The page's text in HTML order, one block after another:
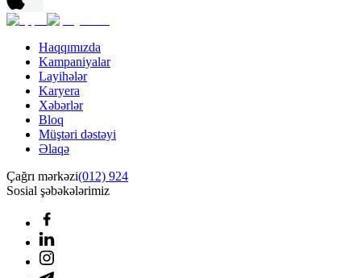
Haqqımızda
Kampaniyalar
Layihələr
Karyera
Xəbərlər
Bloq
Müştəri dəstəyi
Əlaqə
Çağrı mərkəzi(012) 924
Sosial şəbəkələrimiz